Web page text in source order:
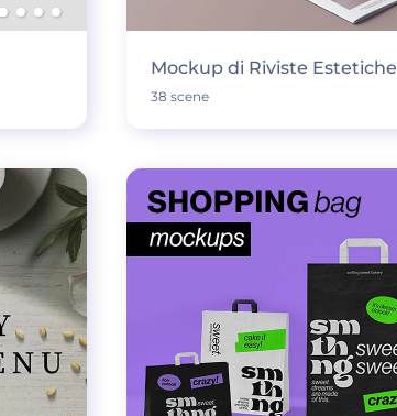
Mockup di Riviste Estetiche
38 scene